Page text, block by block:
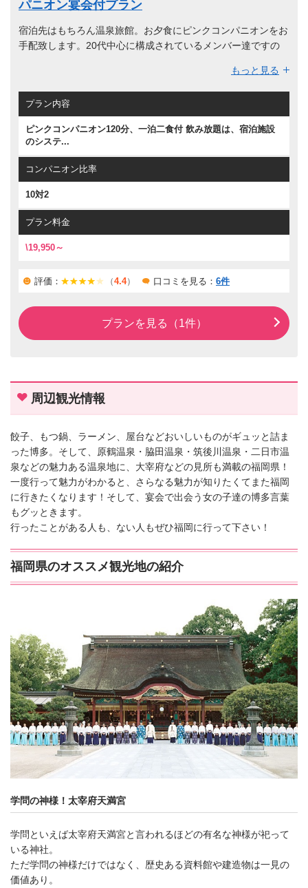
パニオン宴会付プラン
宿泊先はもちろん温泉旅館。お夕食にピンクコンパニオンをお
手配致します。20代中心に構成されているメンバー達ですの
米・原鶴・筑後川周辺の温泉旅館でのお手配となります。季節
感ある会席料理を中心としたお料理を楽しめるお夕食時にはも
ちろんピンクコンパニオンがお客様と楽しい旅の夜のお時間を
福岡県の中で人気の高いこちらのピンクコンパニオン付宴会が
もっと見る
プラン内容
ピンクコンパニオン120分、一泊二食付 飲み放題は、宿泊施設
のシステ...
コンパニオン比率
10対2
プラン料金
\19,950～
評価： （4.4） 口コミを見る： 6件
プランを見る（1件）
周辺観光情報
餃子、もつ鍋、ラーメン、屋台などおいしいものがギュッと詰ま
った博多。そして、原鶴温泉・脇田温泉・筑後川温泉・二日市温
泉などの魅力ある温泉地に、大宰府などの見所も満載の福岡県！
一度行って魅力がわかると、さらなる魅力が知りたくてまた福岡
に行きたくなります！そして、宴会で出会う女の子達の博多言葉
もグッときます。
行ったことがある人も、ない人もぜひ福岡に行って下さい！
福岡県のオススメ観光地の紹介
学問の神様！太宰府天満宮
学問といえば太宰府天満宮と言われるほどの有名な神様が祀って
いる神社。
ただ学問の神様だけではなく、歴史ある資料館や建造物は一見の
価値あり。